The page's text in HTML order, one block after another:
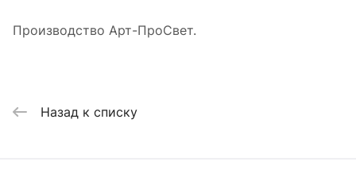
Производство Арт-ПроСвет.
Назад к списку